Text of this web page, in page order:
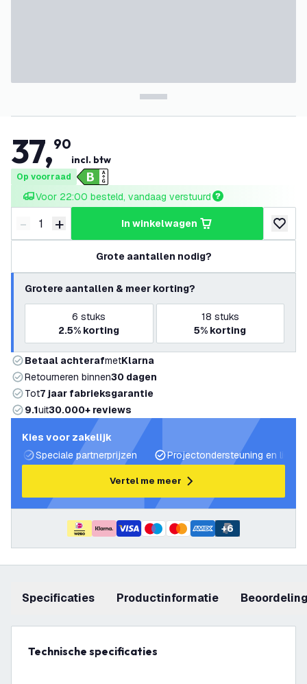
37,90
incl. btw
Op voorraad
Voor 22:00 besteld, vandaag verstuurd
Verminder hoeveelheid
- Verhoog hoeveelheid
+ in winkelwagen
Grote aantallen nodig?
Grotere aantallen & meer korting?
6 stuks
2.5% korting
18 stuks
5% korting
Betaal achterafmetKlarna
Retourneren binnen30 dagen
Tot7 jaar fabrieksgarantie
9.1uit30.000+ reviews
Kies voor zakelijk
Speciale partnerprijzen
Projectondersteuning en
Vertel me meer
+6
Specificaties productinformatie
Technische specificaties